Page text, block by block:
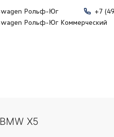
Рольф-Юг
+7
Рольф-Юг Коммерческий
BMW X5